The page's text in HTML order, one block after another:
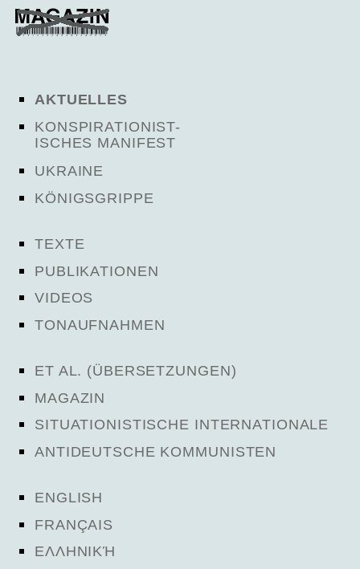
AKTUELLES
KONSPIRATIONIST-
ISCHES MANIFEST
UKRAINE
KÖNIGSGRIPPE
TEXTE
PUBLIKATIONEN
VIDEOS
TONAUFNAHMEN
ET AL. (ÜBERSETZUNGEN)
MAGAZIN
SITUATIONISTISCHE INTERNATIONALE
ANTIDEUTSCHE KOMMUNISTEN
ENGLISH
FRANÇAIS
ΕΛΛΗΝΙΚΉ